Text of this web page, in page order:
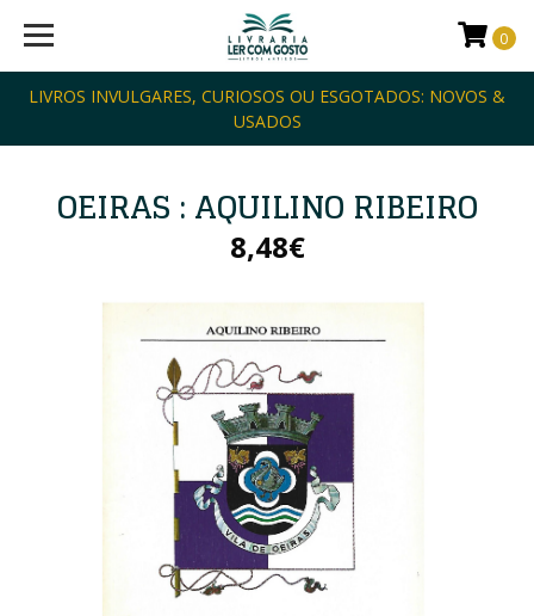
LIVROS INVULGARES, CURIOSOS OU ESGOTADOS: NOVOS &
USADOS
0
OEIRAS : AQUILINO RIBEIRO
8,48€